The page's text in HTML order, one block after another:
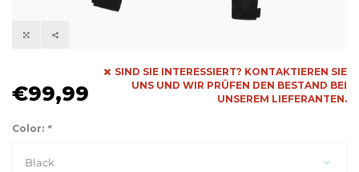
€99,99
SIND SIE INTERESSIERT? KONTAKTIEREN SIE
UNS UND WIR PRÜFEN DEN BESTAND BEI
UNSEREM LIEFERANTEN.
Color: *
Black